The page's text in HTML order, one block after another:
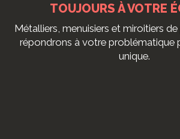
TOUJOURS À VOTRE
Métalliers, menuisiers et miroitiers
répondrons à votre problématique
unique.